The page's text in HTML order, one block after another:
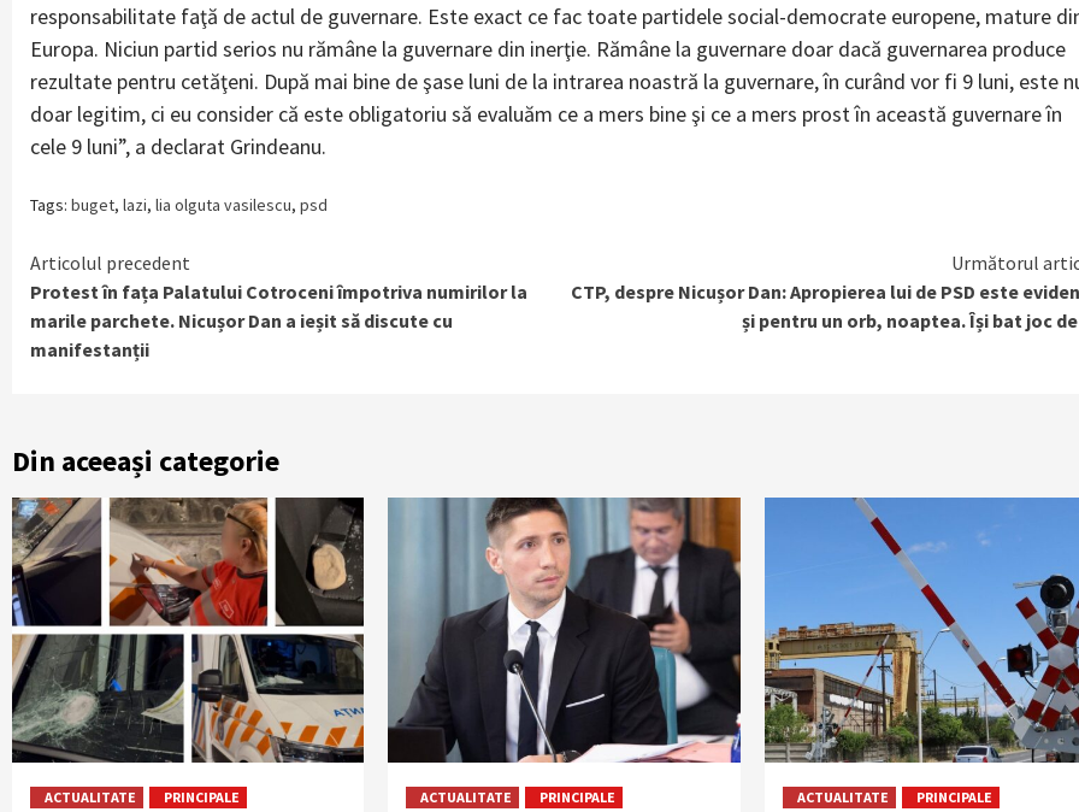
responsabilitate faţă de actul de guvernare. Este exact ce fac toate partidele social-democrate europene, mature
Europa. Niciun partid serios nu rămâne la guvernare din inerţie. Rămâne la guvernare doar dacă guvernarea produce
rezultate pentru cetăţeni. După mai bine de şase luni de la intrarea noastră la guvernare, în curând vor fi 9 luni, este
doar legitim, ci eu consider că este obligatoriu să evaluăm ce a mers bine şi ce a mers prost în această guvernare în
cele 9 luni”, a declarat Grindeanu.
Tags: buget, lazi, lia olguta vasilescu, psd
Continue
Reading
Articolul precedent
Protest în fața Palatului Cotroceni împotriva numirilor la
marile parchete. Nicușor Dan a ieșit să discute cu
manifestanții
Următorul
CTP, despre Nicușor Dan: Apropierea lui de PSD este
și pentru un orb, noaptea. Își bat joc
Din aceeași categorie
ACTUALITATE PRINCIPALE ACTUALITATE PRINCIPALE ACTUALITATE PRINCIPALE